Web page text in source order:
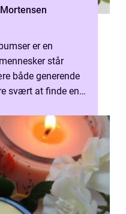
er en
står
både generende
svært at finde en